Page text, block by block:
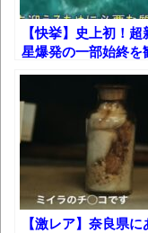
新装版「
ん（上）（下
【画像】
グラビアに挑戦
歴ログは
進撃の巨
感想
【快挙】史上初！超
星爆発の一部始終を
測成功した結果！
【激レア】奈良県に